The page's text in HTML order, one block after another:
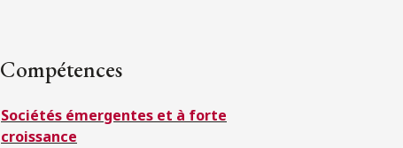
Compétences
Sociétés émergentes et à forte
croissance